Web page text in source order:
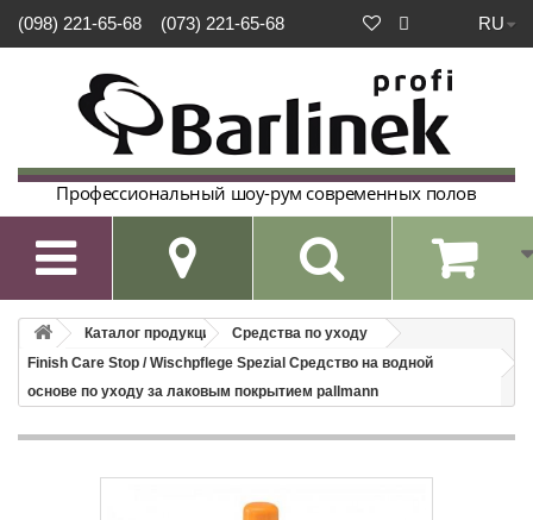
RU
(098) 221-65-68 (073) 221-65-68
Профессиональный шоу-рум современных полов

Каталог продукции
Средства по уходу
Finish Care Stop / Wischpflege Spezial Средство на водной
основе по уходу за лаковым покрытием pallmann